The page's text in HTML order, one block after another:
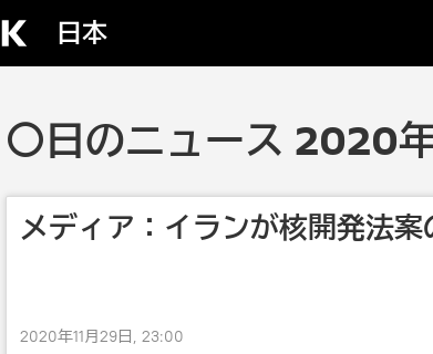
日本
〇日のニュース 2020
メディア：イランが核開発法
2020年11月29日, 23:00